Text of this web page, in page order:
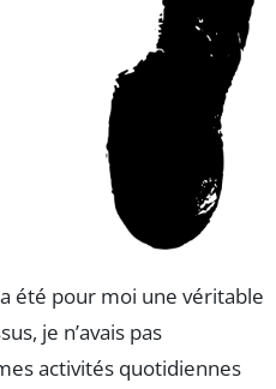
a été pour moi une véritable
je n’avais pas
activités quotidiennes